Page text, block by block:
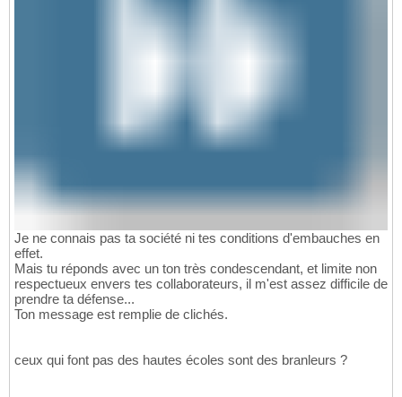
Je ne connais pas ta société ni tes conditions d'embauches en
effet.
Mais tu réponds avec un ton très condescendant, et limite non
respectueux envers tes collaborateurs, il m'est assez difficile de
prendre ta défense...
Ton message est remplie de clichés.
ceux qui font pas des hautes écoles sont des branleurs ?